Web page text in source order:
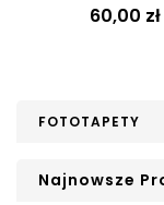
Cena
60,00 zł
FOTOTAPETY
Najnowsze